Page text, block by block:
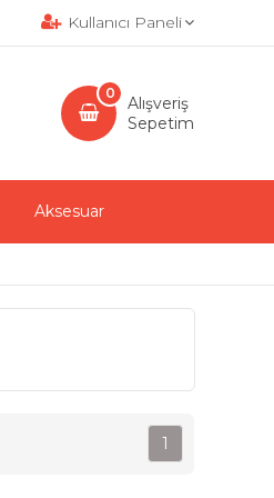
Kullanıcı Paneli
Alışveriş
Sepetim
0
Aksesuar
1